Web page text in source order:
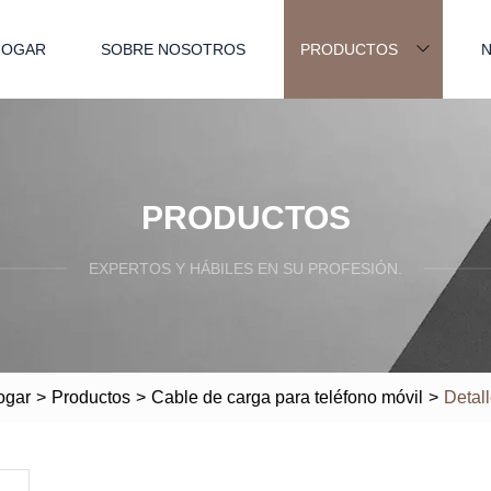
SOBRE NOSOTROS PRODUCTOS
PRODUCTOS
EXPERTOS Y HÁBILES EN SU PROFESIÓN.
> Productos > Cable de carga para teléfono móvil >